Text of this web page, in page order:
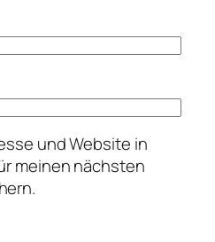
und Website in
meinen nächsten